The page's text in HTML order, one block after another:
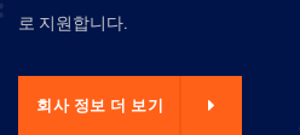
로 지원합니다.
회사 정보 더 보기